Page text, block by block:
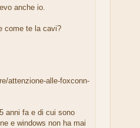
anche io.
come te la cavi?
attenzione-alle-foxconn-
anni fa e di cui sono
e windows non ha mai